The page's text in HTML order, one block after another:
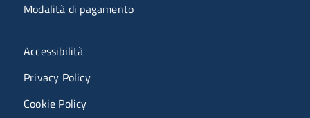
Modalità di pagamento
Menù riferimenti
Accessibilità
Privacy Policy
Cookie Policy